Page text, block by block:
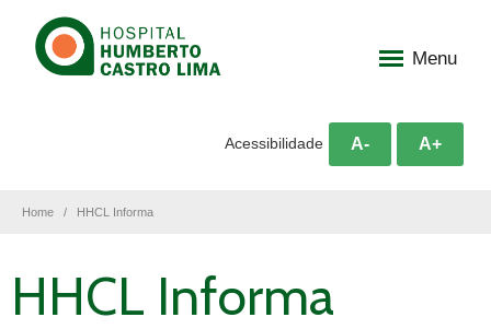
Menu
Acessibilidade A- A+
Home HHCL Informa
HHCL Informa